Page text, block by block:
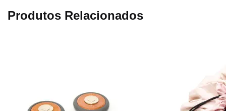
Produtos Relacionados